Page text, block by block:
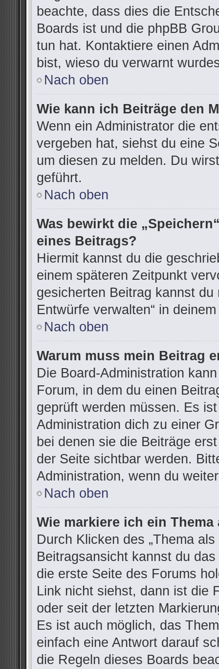
beachte, dass dies die
Boards ist und die phpBB
tun hat. Kontaktiere einen
bist, wieso du verwarnt
Nach oben
Wie kann ich Beiträge den
Wenn ein Administrator die
vergeben hat, siehst du eine
um diesen zu melden. Du
geführt.
Nach oben
Was bewirkt die
eines Beitrags?
Hiermit kannst du die
einem späteren Zeitpunkt
gesicherten Beitrag kannst
Entwürfe verwalten“ in
Nach oben
Warum muss mein Beitrag
Die Board-Administration
Forum, in dem du einen
geprüft werden müssen. Es
Administration dich zu einer
bei denen sie die Beiträge
der Seite sichtbar werden.
Administration, wenn du
Nach oben
Wie markiere ich ein Thema
Durch Klicken des „Thema
Beitragsansicht kannst du
die erste Seite des Forums
Link nicht siehst, dann ist die
oder seit der letzten
Es ist auch möglich, das
einfach eine Antwort darauf
die Regeln dieses Boards